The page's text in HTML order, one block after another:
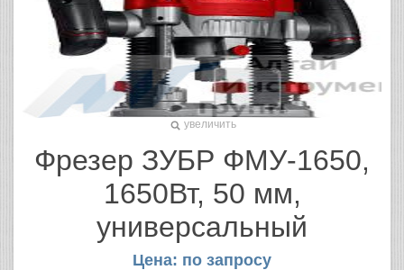
увеличить
Фрезер ЗУБР ФМУ-1650,
1650Вт, 50 мм,
универсальный
Цена: по запросу